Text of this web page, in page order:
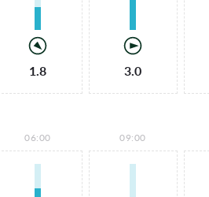
1.8 3.0
06:00 09:00